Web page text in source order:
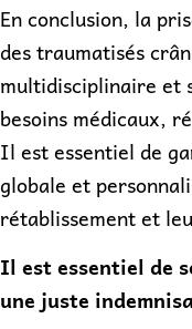
En conclusion, la
des traumatisés
multidisciplinaire et
besoins médicaux,
Il est essentiel de
globale et
rétablissement et
Il est essentiel de
une juste